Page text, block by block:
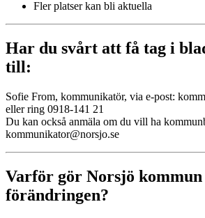
Fler platser kan bli aktuella
Har du svårt att få tag i
till:
Sofie From, kommunikatör, via e-post:
eller ring 0918-141 21
Du kan också anmäla om du vill ha
kommunikator@norsjo.se
Varför gör Norsjö kommun
förändringen?